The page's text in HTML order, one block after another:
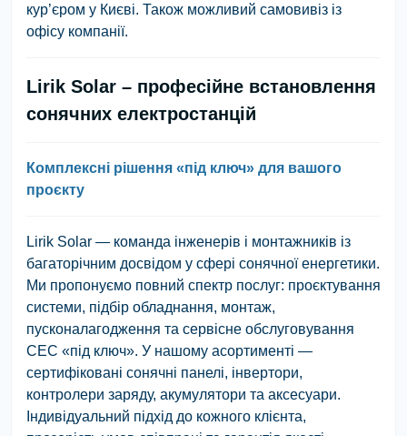
кур’єром у Києві. Також можливий самовивіз із
офісу компанії.
Lirik Solar – професійне встановлення
сонячних електростанцій
Комплексні рішення «під ключ» для вашого
проєкту
Lirik Solar — команда інженерів і монтажників із
багаторічним досвідом у сфері сонячної енергетики.
Ми пропонуємо повний спектр послуг: проєктування
системи, підбір обладнання, монтаж,
пусконалагодження та сервісне обслуговування
СЕС «під ключ». У нашому асортименті —
сертифіковані сонячні панелі, інвертори,
контролери заряду, акумулятори та аксесуари.
Індивідуальний підхід до кожного клієнта,